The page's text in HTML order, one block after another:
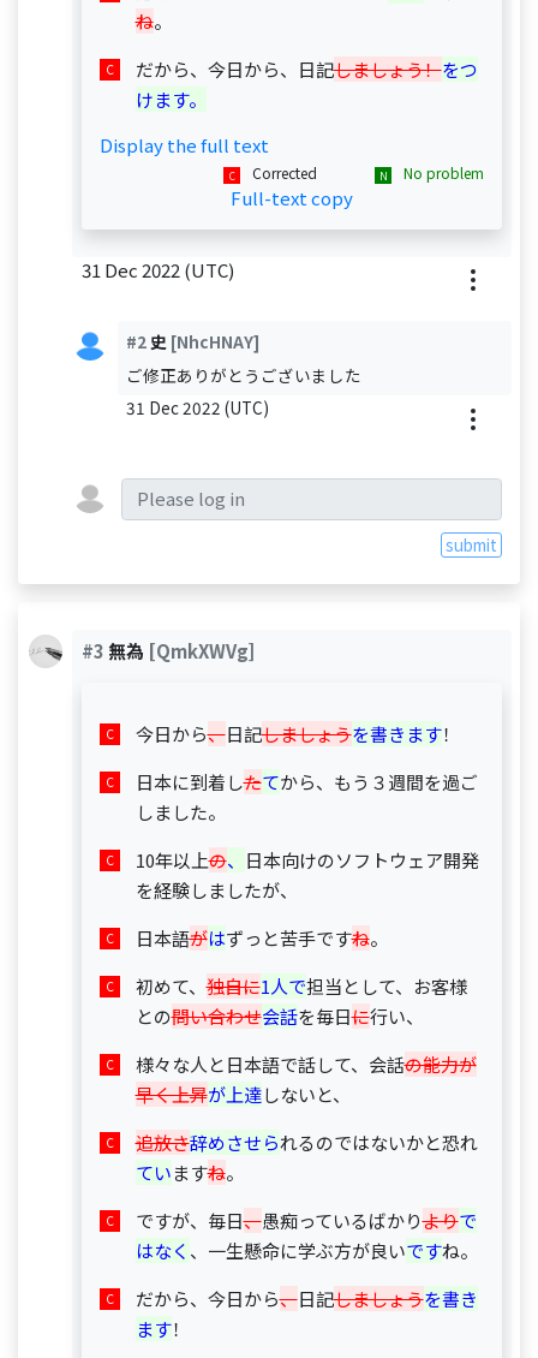
ね。
だから、今日から、日記しましょう！をつ
けます。
Display the full text
Corrected No problem
Full-text copy
31 Dec 2022 (UTC)
#2史 [NhcHNAY]
ご修正ありがとうございました
31 Dec 2022 (UTC)
submit
#3無為 [QmkXWVg]
今日から、日記しましょうを書きます！
日本に到着したてから、もう３週間を過ご
しました。
10年以上の、 日本向けのソフトウェア開発
を経験しましたが、
日本語がはずっと苦手ですね。
初めて、独自に1人で担当として、お客様
との問い合わせ会話を毎日に行い、
様々な人と日本語で話して、会話の能力が
早く上昇が上達しないと、
追放さ辞めさせられるのではないかと恐れ
ていますね。
ですが、毎日、愚痴っているばかりよりで
はなく 、一生懸命に学ぶ方が良いですね。
だから、今日から、日記しましょうを書き
ます！